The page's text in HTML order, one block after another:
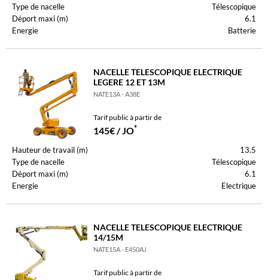
Type de nacelle
Télescopique
Déport maxi (m)
6.1
Energie
Batterie
NACELLE TELESCOPIQUE ELECTRIQUE
LEGERE 12 ET 13M
NATE13A - A38E
Tarif public à partir de
145€ / JO*
Hauteur de travail (m)
13.5
Type de nacelle
Télescopique
Déport maxi (m)
6.1
Energie
Electrique
NACELLE TELESCOPIQUE ELECTRIQUE
14/15M
NATE15A - E450AJ
Tarif public à partir de